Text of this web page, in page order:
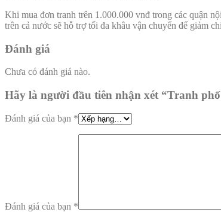
Khi mua đơn tranh trên 1.000.000 vnđ trong các quận
trên cả nước sẽ hỗ trợ tối đa khâu vận chuyển để giảm
Đánh giá
Chưa có đánh giá nào.
Hãy là người đầu tiên nhận xét “Tranh
Đánh giá của bạn *
Đánh giá của bạn *